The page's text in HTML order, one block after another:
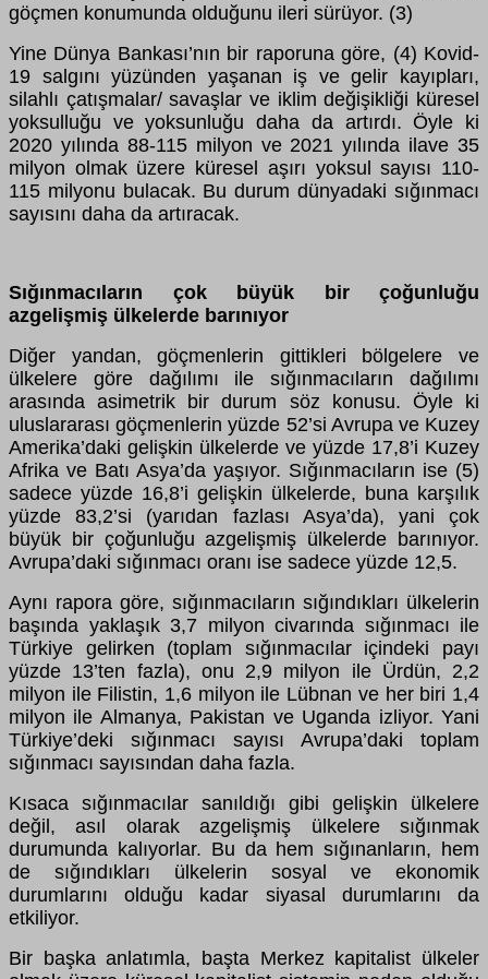
göçmen konumunda olduğunu ileri sürüyor. (3)
Yine Dünya Bankası’nın bir raporuna göre, (4) Kovid-
19 salgını yüzünden yaşanan iş ve gelir kayıpları,
silahlı çatışmalar/ savaşlar ve iklim değişikliği küresel
yoksulluğu ve yoksunluğu daha da artırdı. Öyle ki
2020 yılında 88-115 milyon ve 2021 yılında ilave 35
milyon olmak üzere küresel aşırı yoksul sayısı 110-
115 milyonu bulacak. Bu durum dünyadaki sığınmacı
sayısını daha da artıracak.
Sığınmacıların çok büyük bir çoğunluğu
azgelişmiş ülkelerde barınıyor
Diğer yandan, göçmenlerin gittikleri bölgelere ve
ülkelere göre dağılımı ile sığınmacıların dağılımı
arasında asimetrik bir durum söz konusu. Öyle ki
uluslararası göçmenlerin yüzde 52’si Avrupa ve Kuzey
Amerika’daki gelişkin ülkelerde ve yüzde 17,8’i Kuzey
Afrika ve Batı Asya’da yaşıyor. Sığınmacıların ise (5)
sadece yüzde 16,8’i gelişkin ülkelerde, buna karşılık
yüzde 83,2’si (yarıdan fazlası Asya’da), yani çok
büyük bir çoğunluğu azgelişmiş ülkelerde barınıyor.
Avrupa’daki sığınmacı oranı ise sadece yüzde 12,5.
Aynı rapora göre, sığınmacıların sığındıkları ülkelerin
başında yaklaşık 3,7 milyon civarında sığınmacı ile
Türkiye gelirken (toplam sığınmacılar içindeki payı
yüzde 13’ten fazla), onu 2,9 milyon ile Ürdün, 2,2
milyon ile Filistin, 1,6 milyon ile Lübnan ve her biri 1,4
milyon ile Almanya, Pakistan ve Uganda izliyor. Yani
Türkiye’deki sığınmacı sayısı Avrupa’daki toplam
sığınmacı sayısından daha fazla.
Kısaca sığınmacılar sanıldığı gibi gelişkin ülkelere
değil, asıl olarak azgelişmiş ülkelere sığınmak
durumunda kalıyorlar. Bu da hem sığınanların, hem
de sığındıkları ülkelerin sosyal ve ekonomik
durumlarını olduğu kadar siyasal durumlarını da
etkiliyor.
Bir başka anlatımla, başta Merkez kapitalist ülkeler